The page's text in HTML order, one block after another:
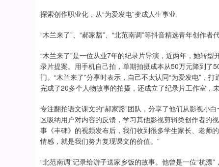
探索创作职业化，从“为爱发电”变成人生事业
“木兰来了”、“郝家豁”、“北范南调”等抖音精选青年创作者
“木兰来了”是一位从业7年的纪录片导演，近两年，她转型
录片提案。用手机自己拍，单期拍摄成本从50万元降到了
门。“木兰来了”分享时表示，自己不太认同“为爱发电”，
完成了20多个人物故事的拍摄，还成立了纪录片工作室，
专注翻拍语文课文的“郝家豁”团队，分享了他们从影视小
区吸纳用户对内容的反馈，学习其他影视剪辑类创作者的
事《丰碑》的视频发布后，我们收到很多学生家长、老师
情感，就是我们努力复现课文的价值。”
“北范南调”记录给游子送家乡饭的故事。他曾是一位“杭